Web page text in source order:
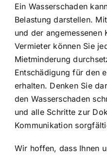
Ein Wasserschaden
Belastung darstellen.
und der angemessenen
Vermieter können Sie
Mietminderung
Entschädigung für den
erhalten. Denken Sie
den Wasserschaden
und alle Schritte zur
Kommunikation
Wir hoffen, dass Ihnen